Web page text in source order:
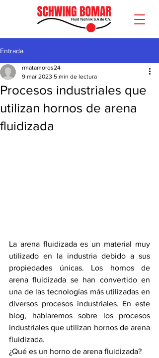
Entrada
Procesos industriales que
utilizan hornos de arena
fluidizada
rmatamoros24
9 mar 2023 5 min de lectura
La arena fluidizada es un material muy
utilizado en la industria debido a sus
propiedades únicas. Los hornos de
arena fluidizada se han convertido en
una de las tecnologías más utilizadas en
diversos procesos industriales. En este
blog, hablaremos sobre los procesos
industriales que utilizan hornos de arena
fluidizada.
¿Qué es un horno de arena fluidizada?